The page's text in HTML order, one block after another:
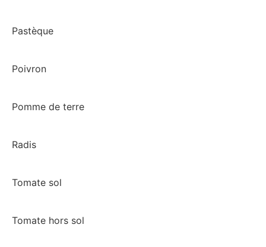
Pastèque
Poivron
Pomme de terre
Radis
Tomate sol
Tomate hors sol